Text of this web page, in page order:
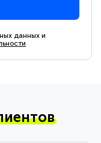
данных и